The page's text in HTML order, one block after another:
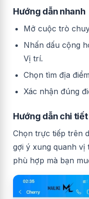
Hướng dẫn nhanh
Mở cuộc trò
Nhấn dấu cộng
Vị trí.
Chọn tìm địa
Xác nhận đúng
Hướng dẫn chi tiết
Chọn trực tiếp trên
gợi ý xung quanh
phù hợp mà bạn